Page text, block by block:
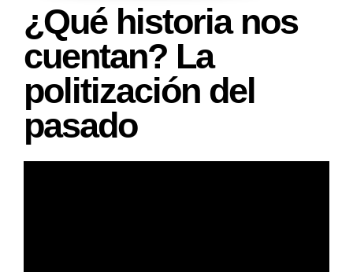
¿Qué historia nos
cuentan? La
politización del
pasado